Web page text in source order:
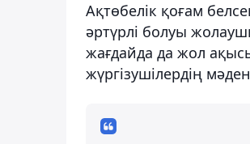
Ақтөбелік қоғам
әртүрлі болуы
жағдайда да жол
жүргізушілердің